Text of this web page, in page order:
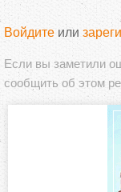
Войдите или
Если вы заметили
сообщить об этом